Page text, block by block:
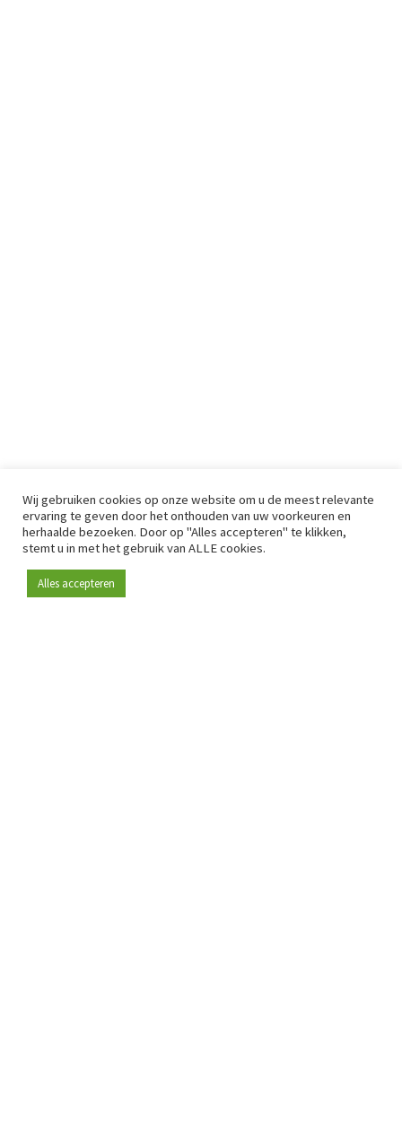
Wij gebruiken cookies op onze website om u de meest relevante
ervaring te geven door het onthouden van uw voorkeuren en
herhaalde bezoeken. Door op "Alles accepteren" te klikken,
stemt u in met het gebruik van ALLE cookies.
Alles accepteren